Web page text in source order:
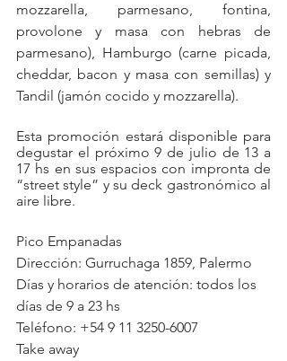
mozzarella, parmesano, fontina,
provolone y masa con hebras de
parmesano), Hamburgo (carne picada,
cheddar, bacon y masa con semillas) y
Tandil (jamón cocido y mozzarella).
Esta promoción estará disponible para
degustar el próximo 9 de julio de 13 a
17 hs en sus espacios con impronta de
“street style” y su deck gastronómico al
aire libre.
Pico Empanadas
Dirección: Gurruchaga 1859, Palermo
Días y horarios de atención: todos los
días de 9 a 23 hs
Teléfono: +54 9 11 3250-6007
Take away